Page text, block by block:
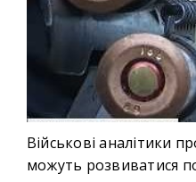
Військові аналітики
можуть розвиватися